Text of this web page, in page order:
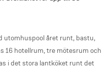
utomhuspool året runt, bastu,
16 hotellrum, tre mötesrum och
i det stora lantköket runt det